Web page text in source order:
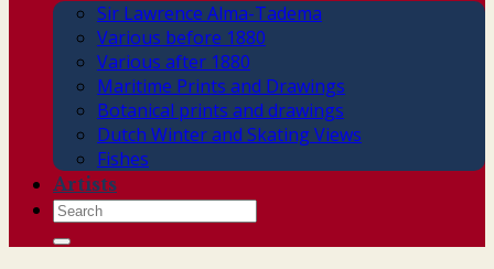
Sir Lawrence Alma-Tadema
Various before 1880
Various after 1880
Maritime Prints and Drawings
Botanical prints and drawings
Dutch Winter and Skating Views
Fishes
Artists
Search
for: